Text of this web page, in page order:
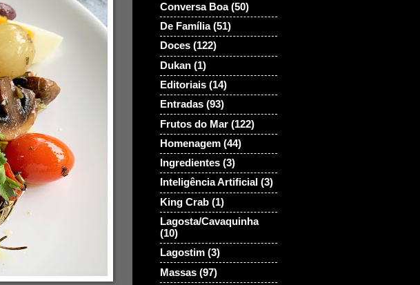
Conversa Boa (50)
De Família (51)
Doces (122)
Dukan (1)
Editoriais (14)
Entradas (93)
Frutos do Mar (122)
Homenagem (44)
Ingredientes (3)
Inteligência Artificial (3)
King Crab (1)
Lagosta/Cavaquinha
(10)
Lagostim (3)
Massas (97)